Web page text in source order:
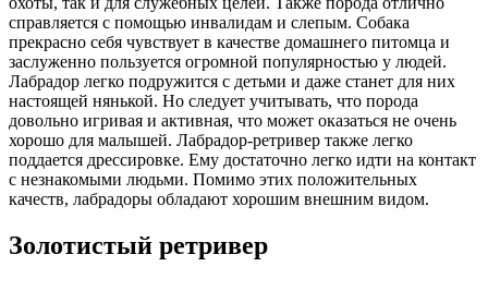
справляется с помощью инвалидам и слепым. Собака
прекрасно себя чувствует в качестве домашнего питомца и
заслуженно пользуется огромной популярностью у людей.
Лабрадор легко подружится с детьми и даже станет для них
настоящей нянькой. Но следует учитывать, что порода
довольно игривая и активная, что может оказаться не очень
хорошо для малышей. Лабрадор-ретривер также легко
поддается дрессировке. Ему достаточно легко идти на контакт
с незнакомыми людьми. Помимо этих положительных
качеств, лабрадоры обладают хорошим внешним видом.
Золотистый ретривер